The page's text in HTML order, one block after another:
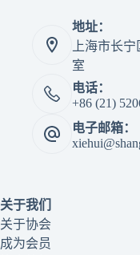
地址：
上海市长
室
电话：
+86 (21)
电子邮箱：
关于我们
关于协会
成为会员